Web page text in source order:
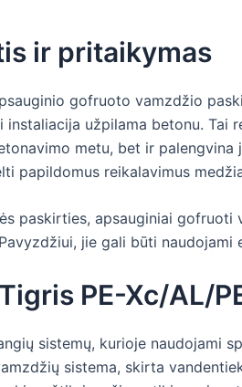
ir pritaikymas
gofruoto vamzdžio
instaliacija užpilama betonu. Tai
metu, bet ir
papildomus reikalavimus
paskirties, apsauginiai
jie gali būti
PE-Xc/AL/
sistemų, kurioje naudojami
sistema, skirta